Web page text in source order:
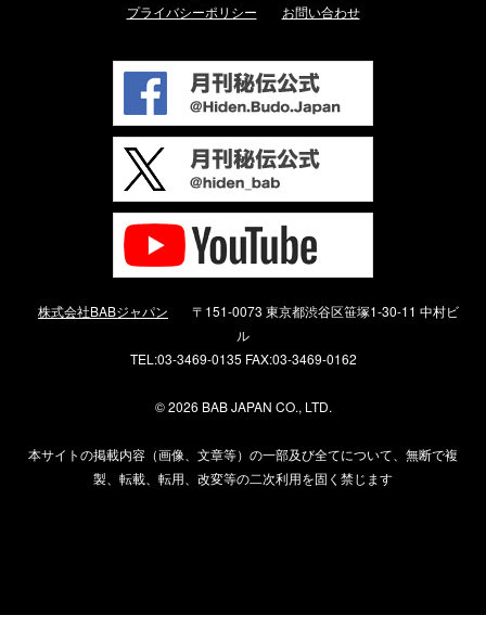
プライバシーポリシー
お問い合わせ
株式会社BABジャパン
〒151-0073 東京都渋谷区笹塚1-30-11 中村ビ
ル
TEL:03-3469-0135 FAX:03-3469-0162
©2026 BAB JAPAN CO., LTD.
本サイトの掲載内容（画像、文章等）の一部及び全てについて、無断で複
製、転載、転用、改変等の二次利用を固く禁じます